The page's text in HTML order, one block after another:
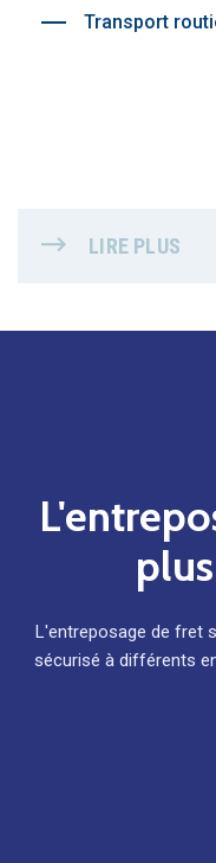
Transport
LIRE PLUS
L'entreposage de fret
sécurisé à différents